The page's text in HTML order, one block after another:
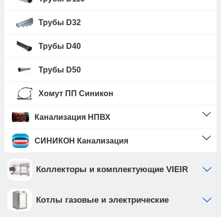
Трубы D32
Трубы D40
Трубы D50
Хомут ПП Синикон
Канализация НПВХ
СИНИКОН Канализация
Коллекторы и комплектующие VIEIR
Котлы газовые и электрические